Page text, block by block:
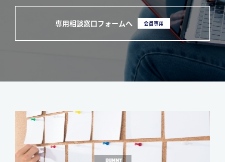
専用相談窓口フォームへ 会員専用